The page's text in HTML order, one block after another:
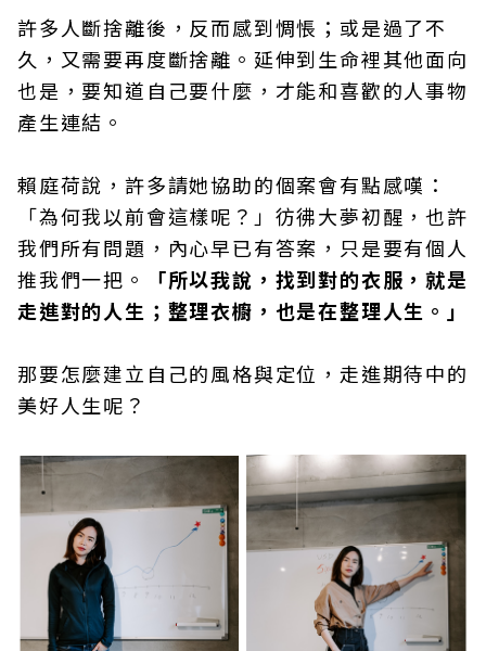
許多人斷捨離後，反而感到惆悵；或是過了不
久，又需要再度斷捨離。延伸到生命裡其他面向
也是，要知道自己要什麼，才能和喜歡的人事物
產生連結。
賴庭荷說，許多請她協助的個案會有點感嘆：
「為何我以前會這樣呢？」彷彿大夢初醒，也許
我們所有問題，內心早已有答案，只是要有個人
推我們一把。
「所以我說，找到對的衣服，就是
走進對的人生；整理衣櫥，也是在整理人生。」
那要怎麼建立自己的風格與定位，走進期待中的
美好人生呢？